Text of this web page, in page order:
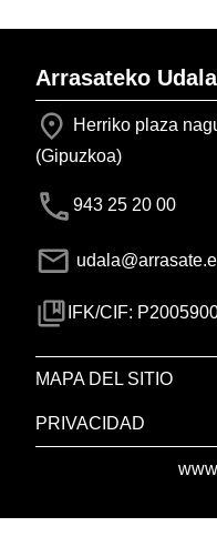
Arrasateko Udala
Herriko plaza
(Gipuzkoa)
943 25 20 00
IFK/CIF:
MAPA DEL SITIO
PRIVACIDAD